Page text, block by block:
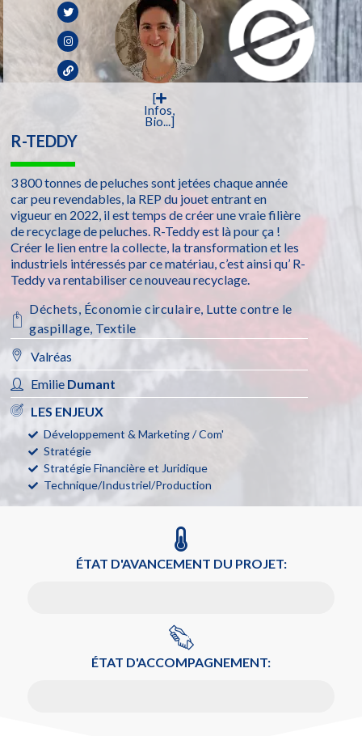
[
Infos,
Bio...]
R-TEDDY
3 800 tonnes de peluches sont jetées chaque année
car peu revendables, la REP du jouet entrant en
vigueur en 2022, il est temps de créer une vraie filière
de recyclage de peluches. R-Teddy est là pour ça !
Créer le lien entre la collecte, la transformation et les
industriels intéressés par ce matériau, c’est ainsi qu’ R-
Teddy va rentabiliser ce nouveau recyclage.
Déchets, Économie circulaire, Lutte contre le
gaspillage, Textile
Valréas
Emilie Dumant
LES ENJEUX
Développement & Marketing / Com'
Stratégie
Stratégie Financière et Juridique
Technique/Industriel/Production
ÉTAT D'AVANCEMENT DU PROJET:
ÉTAT D'ACCOMPAGNEMENT: